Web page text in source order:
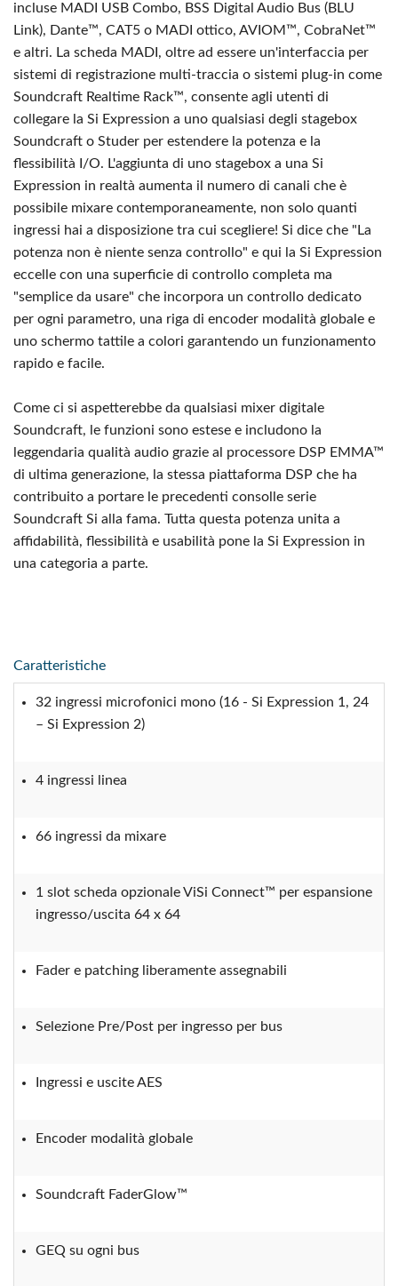
incluse MADI USB Combo, BSS Digital Audio Bus (BLU
Link), Dante™, CAT5 o MADI ottico, AVIOM™, CobraNet™
e altri. La scheda MADI, oltre ad essere un'interfaccia per
sistemi di registrazione multi-traccia o sistemi plug-in come
Soundcraft Realtime Rack™, consente agli utenti di
collegare la Si Expression a uno qualsiasi degli stagebox
Soundcraft o Studer per estendere la potenza e la
flessibilità I/O. L'aggiunta di uno stagebox a una Si
Expression in realtà aumenta il numero di canali che è
possibile mixare contemporaneamente, non solo quanti
ingressi hai a disposizione tra cui scegliere! Si dice che "La
potenza non è niente senza controllo" e qui la Si Expression
eccelle con una superficie di controllo completa ma
"semplice da usare" che incorpora un controllo dedicato
per ogni parametro, una riga di encoder modalità globale e
uno schermo tattile a colori garantendo un funzionamento
rapido e facile.
Come ci si aspetterebbe da qualsiasi mixer digitale
Soundcraft, le funzioni sono estese e includono la
leggendaria qualità audio grazie al processore DSP EMMA™
di ultima generazione, la stessa piattaforma DSP che ha
contribuito a portare le precedenti consolle serie
Soundcraft Si alla fama. Tutta questa potenza unita a
affidabilità, flessibilità e usabilità pone la Si Expression in
una categoria a parte.
Caratteristiche
32 ingressi microfonici mono (16 - Si Expression 1, 24
– Si Expression 2)
4 ingressi linea
66 ingressi da mixare
1 slot scheda opzionale ViSi Connect™ per espansione
ingresso/uscita 64 x 64
Fader e patching liberamente assegnabili
Selezione Pre/Post per ingresso per bus
Ingressi e uscite AES
Encoder modalità globale
Soundcraft FaderGlow™
GEQ su ogni bus